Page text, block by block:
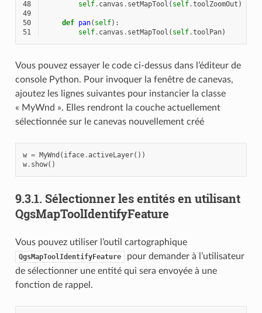
48 self. canvas . setMapTool ( self.toolZoomOut )
49
50
def pan( self):
51
self. canvas . setMapTool ( self.toolPan)
Vous pouvez essayer le code ci-dessus dans l’éditeur de
console Python. Pour invoquer la fenêtre de canevas,
ajoutez les lignes suivantes pour instancier la classe
« MyWnd ». Elles rendront la couche actuellement
sélectionnée sur le canevas nouvellement créé
w = MyWnd ( iface.activeLayer())
w. show()
9.3.1. Sélectionner les entités en utilisant
QgsMapToolIdentifyFeature
Vous pouvez utiliser l’outil cartographique
QgsMapToolIdentifyFeature
pour demander à l’utilisateur
de sélectionner une entité qui sera envoyée à une
fonction de rappel.